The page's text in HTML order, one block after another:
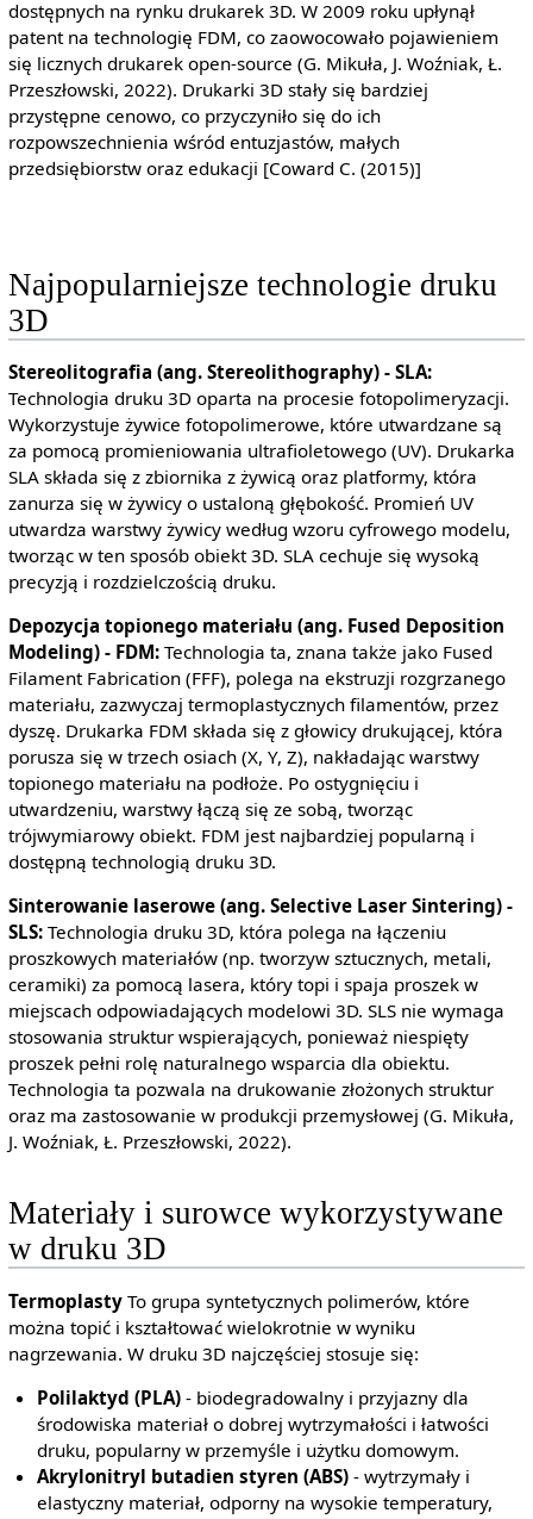
dostępnych na rynku drukarek 3D. W 2009 roku upłynął
patent na technologię FDM, co zaowocowało pojawieniem
się licznych drukarek open-source (G. Mikuła, J. Woźniak, Ł.
Przeszłowski, 2022). Drukarki 3D stały się bardziej
przystępne cenowo, co przyczyniło się do ich
rozpowszechnienia wśród entuzjastów, małych
przedsiębiorstw oraz edukacji [Coward C. (2015)]
Najpopularniejsze technologie druku
3D
Stereolitografia (ang. Stereolithography) - SLA:
Technologia druku 3D oparta na procesie fotopolimeryzacji.
Wykorzystuje żywice fotopolimerowe, które utwardzane są
za pomocą promieniowania ultrafioletowego (UV). Drukarka
SLA składa się z zbiornika z żywicą oraz platformy, która
zanurza się w żywicy o ustaloną głębokość. Promień UV
utwardza warstwy żywicy według wzoru cyfrowego modelu,
tworząc w ten sposób obiekt 3D. SLA cechuje się wysoką
precyzją i rozdzielczością druku.
Depozycja topionego materiału (ang. Fused Deposition
Modeling) - FDM:Technologia ta, znana także jako Fused
Filament Fabrication (FFF), polega na ekstruzji rozgrzanego
materiału, zazwyczaj termoplastycznych filamentów, przez
dyszę. Drukarka FDM składa się z głowicy drukującej, która
porusza się w trzech osiach (X, Y, Z), nakładając warstwy
topionego materiału na podłoże. Po ostygnięciu i
utwardzeniu, warstwy łączą się ze sobą, tworząc
trójwymiarowy obiekt. FDM jest najbardziej popularną i
dostępną technologią druku 3D.
Sinterowanie laserowe (ang. Selective Laser Sintering) -
SLS:Technologia druku 3D, która polega na łączeniu
proszkowych materiałów (np. tworzyw sztucznych, metali,
ceramiki) za pomocą lasera, który topi i spaja proszek w
miejscach odpowiadających modelowi 3D. SLS nie wymaga
stosowania struktur wspierających, ponieważ niespięty
proszek pełni rolę naturalnego wsparcia dla obiektu.
Technologia ta pozwala na drukowanie złożonych struktur
oraz ma zastosowanie w produkcji przemysłowej (G. Mikuła,
J. Woźniak, Ł. Przeszłowski, 2022).
Materiały i surowce wykorzystywane
w druku 3D
TermoplastyTo grupa syntetycznych polimerów, które
można topić i kształtować wielokrotnie w wyniku
nagrzewania. W druku 3D najczęściej stosuje się:
Polilaktyd (PLA) - biodegradowalny i przyjazny dla
środowiska materiał o dobrej wytrzymałości i łatwości
druku, popularny w przemyśle i użytku domowym.
Akrylonitryl butadien styren (ABS) - wytrzymały i
elastyczny materiał, odporny na wysokie temperatury,